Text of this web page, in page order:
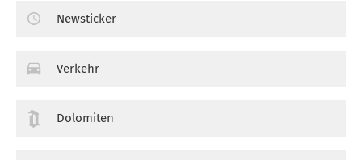
Newsticker
Verkehr
Dolomiten